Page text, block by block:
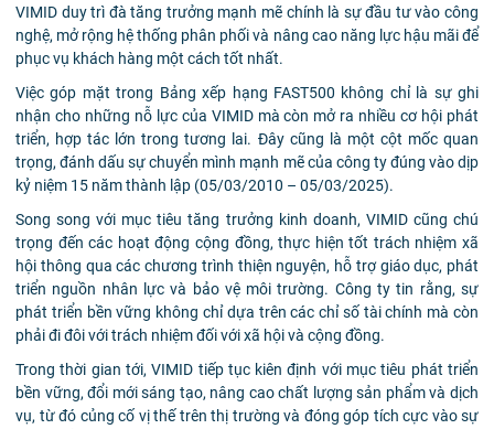
VIMID duy trì đà tăng trưởng mạnh mẽ chính là sự đầu tư vào công
nghệ, mở rộng hệ thống phân phối và nâng cao năng lực hậu mãi để
phục vụ khách hàng một cách tốt nhất.
Việc góp mặt trong Bảng xếp hạng FAST500 không chỉ là sự ghi
nhận cho những nỗ lực của VIMID mà còn mở ra nhiều cơ hội phát
triển, hợp tác lớn trong tương lai. Đây cũng là một cột mốc quan
trọng, đánh dấu sự chuyển mình mạnh mẽ của công ty đúng vào dịp
kỷ niệm 15 năm thành lập (05/03/2010 – 05/03/2025).
Song song với mục tiêu tăng trưởng kinh doanh, VIMID cũng chú
trọng đến các hoạt động cộng đồng, thực hiện tốt trách nhiệm xã
hội thông qua các chương trình thiện nguyện, hỗ trợ giáo dục, phát
triển nguồn nhân lực và bảo vệ môi trường. Công ty tin rằng, sự
phát triển bền vững không chỉ dựa trên các chỉ số tài chính mà còn
phải đi đôi với trách nhiệm đối với xã hội và cộng đồng.
Trong thời gian tới, VIMID tiếp tục kiên định với mục tiêu phát triển
bền vững, đổi mới sáng tạo, nâng cao chất lượng sản phẩm và dịch
vụ, từ đó củng cố vị thế trên thị trường và đóng góp tích cực vào sự